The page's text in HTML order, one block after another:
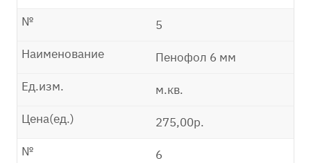
5
№
Пенофол 6 мм
Наименование
м.кв.
Ед.изм.
275,00р.
Цена(ед.)
6
№